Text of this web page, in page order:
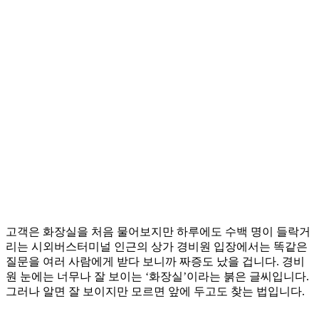
고객은 화장실을 처음 물어보지만 하루에도 수백 명이 들락거
리는 시외버스터미널 인근의 상가 경비원 입장에서는 똑같은
질문을 여러 사람에게 받다 보니까 짜증도 났을 겁니다. 경비
원 눈에는 너무나 잘 보이는 ‘화장실’이라는 붉은 글씨입니다.
그러나 알면 잘 보이지만 모르면 앞에 두고도 찾는 법입니다.